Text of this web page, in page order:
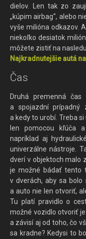
dielov. Len tak zo
„kúpim airbag“, alebo
vyše milióna odkazov.
niekoľko desiatok
môžete zistiť na
Najkradnutejšie autá
Čas
Druhá premenná
a spojazdní prípadný
a kedy to urobí. Treba
len pomocou kľúča
napríklad aj
univerzálne nástroje.
dverí v objektoch malo
je možné bádať tento
v dverách, aby sa
a auto nie len otvoriť,
Tu platí pravidlo o
možné vozidlo otvoriť
a závisí aj od toho, čo
sa kradne? Kedysi to